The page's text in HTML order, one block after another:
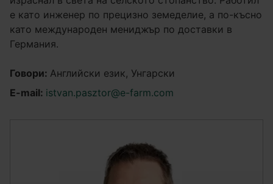
е като инженер по прецизно земеделие, а по-късно
като международен мениджър по доставки в
Германия.
Говори: Английски език, Унгарски
E-mail: istvan.pasztor@e-farm.com